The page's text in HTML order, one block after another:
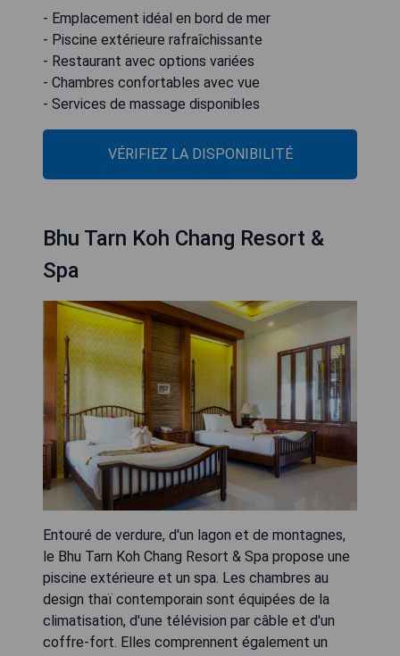
- Emplacement idéal en bord de mer
- Piscine extérieure rafraîchissante
- Restaurant avec options variées
- Chambres confortables avec vue
- Services de massage disponibles
VÉRIFIEZ LA DISPONIBILITÉ
Bhu Tarn Koh Chang Resort &
Spa
Entouré de verdure, d'un lagon et de montagnes,
le Bhu Tarn Koh Chang Resort & Spa propose une
piscine extérieure et un spa. Les chambres au
design thaï contemporain sont équipées de la
climatisation, d'une télévision par câble et d'un
coffre-fort. Elles comprennent également un